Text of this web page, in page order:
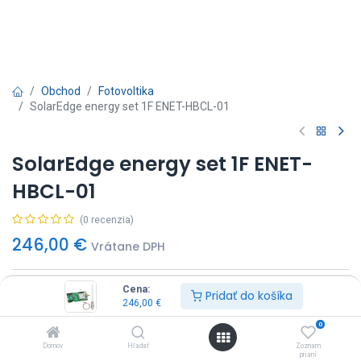
Cena:
246,00 € Pridať do košíka
Domov Hľadať
0
Zoznam
prianí
Obchod
Fotovoltika
SolarEdge energy set 1F ENET-HBCL-01
SolarEdge energy set 1F ENET-
HBCL-01
(0 recenzia)
246,00 € Vrátane DPH
Pridať do košíka Kúp Hneď